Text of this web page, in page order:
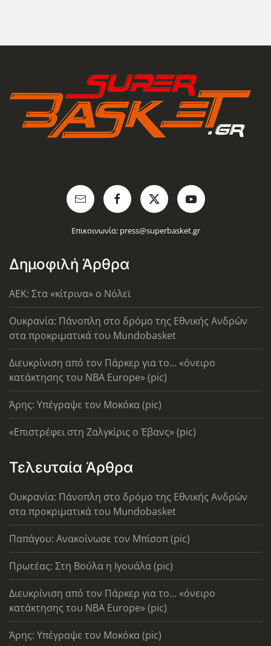
Επικοινωνία: press@superbasket.gr
Δημοφιλή Άρθρα
AEK: Στα «κίτρινα» ο Νόλεϊ
Ουκρανία: Πάνοπλη στο δρόμο της Εθνικής Ανδρών
στα προκριματικά του Mundobasket
Διευκρίνιση από τον Πάρκερ για το... «όνειρο
κατάκτησης του ΝΒΑ Europe» (pic)
Άρης: Υπέγραψε τον Μοκόκα (pic)
«Επιστρέφει στη Ζαλγκίρις ο Έβανς» (pic)
Τελευταία Άρθρα
Ουκρανία: Πάνοπλη στο δρόμο της Εθνικής Ανδρών
στα προκριματικά του Mundobasket
Παπάγου: Ανακοίνωσε τον Μπίσοπ (pic)
Πρωτέας: Στη Βούλα η Ιγουάλα (pic)
Διευκρίνιση από τον Πάρκερ για το... «όνειρο
κατάκτησης του ΝΒΑ Europe» (pic)
Άρης: Υπέγραψε τον Μοκόκα (pic)